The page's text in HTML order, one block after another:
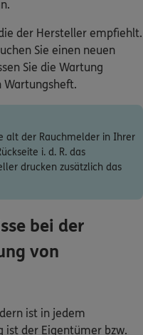
der Hersteller empfiehlt.
Sie einen neuen
Sie die Wartung
Wartungsheft.
alt der Rauchmelder in Ihrer
i. d. R. das
drucken zusätzlich das
bei der
von
der Eigentümer bzw.